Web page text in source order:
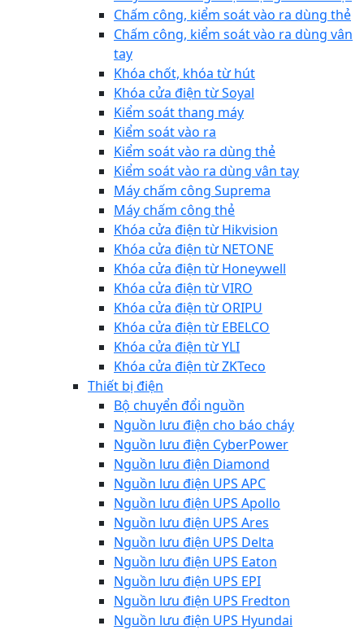
Chấm công, kiểm soát vào ra dùng thẻ
Chấm công, kiểm soát vào ra dùng vân
tay
Khóa chốt, khóa từ hút
Khóa cửa điện từ Soyal
Kiểm soát thang máy
Kiểm soát vào ra
Kiểm soát vào ra dùng thẻ
Kiểm soát vào ra dùng vân tay
Máy chấm công Suprema
Máy chấm công thẻ
Khóa cửa điện từ Hikvision
Khóa cửa điện từ NETONE
Khóa cửa điện từ Honeywell
Khóa cửa điện từ VIRO
Khóa cửa điện từ ORIPU
Khóa cửa điện từ EBELCO
Khóa cửa điện từ YLI
Khóa cửa điện từ ZKTeco
Thiết bị điện
Bộ chuyển đổi nguồn
Nguồn lưu điện cho báo cháy
Nguồn lưu điện CyberPower
Nguồn lưu điện Diamond
Nguồn lưu điện UPS APC
Nguồn lưu điện UPS Apollo
Nguồn lưu điện UPS Ares
Nguồn lưu điện UPS Delta
Nguồn lưu điện UPS Eaton
Nguồn lưu điện UPS EPI
Nguồn lưu điện UPS Fredton
Nguồn lưu điện UPS Hyundai